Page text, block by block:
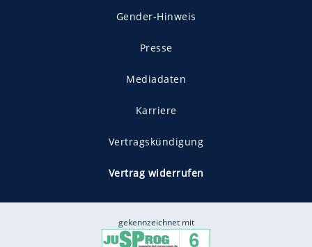
Gender-Hinweis
Presse
Mediadaten
Karriere
Vertragskündigung
Vertrag widerrufen
gekennzeichnet mit